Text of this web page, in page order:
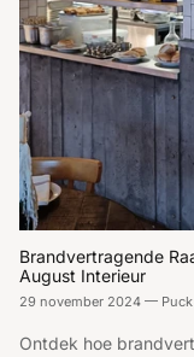
Brandvertragende
August Interieur
29 november 2024 —
Ontdek hoe